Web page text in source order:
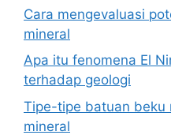
Cara mengevaluasi
mineral
Apa itu fenomena El
terhadap geologi
Tipe-tipe batuan beku
mineral